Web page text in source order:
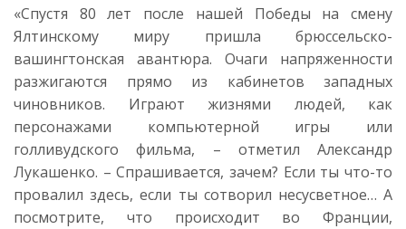
«Спустя 80 лет после нашей Победы на смену
Ялтинскому миру пришла брюссельско-
вашингтонская авантюра. Очаги напряженности
разжигаются прямо из кабинетов западных
чиновников. Играют жизнями людей, как
персонажами компьютерной игры или
голливудского фильма, – отметил Александр
Лукашенко. – Спрашивается, зачем? Если ты что-то
провалил здесь, если ты сотворил несусветное… А
посмотрите, что происходит во Франции,